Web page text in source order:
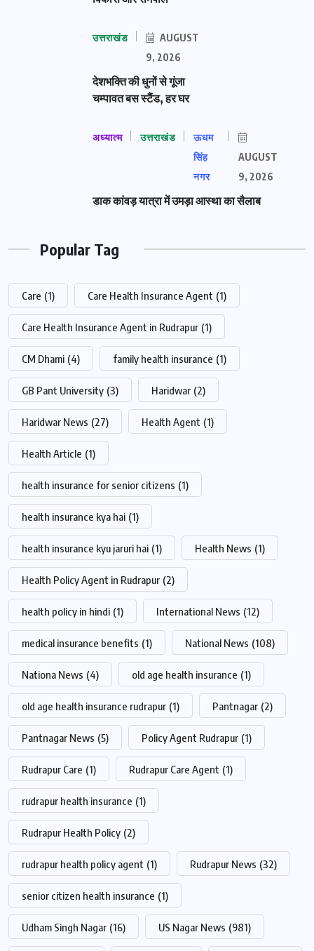
उत्तराखंड
AUGUST
9, 2026
देशभक्ति की धुनों से गूंजा
चम्पावत बस स्टैंड, हर घर
अध्यात्म उत्तराखंड
ऊधम
सिंह
नगर
AUGUST
9, 2026
डाक कांवड़ यात्रा में उमड़ा आस्था का सैलाब
Popular Tag
Care (1) Care Health Insurance Agent (1)
Care Health Insurance Agent in Rudrapur (1)
CM Dhami (4) family health insurance (1)
GB Pant University (3) Haridwar (2)
Haridwar News (27) Health Agent (1)
Health Article (1)
health insurance for senior citizens (1)
health insurance kya hai (1)
health insurance kyu jaruri hai (1) Health News (1)
Health Policy Agent in Rudrapur (2)
health policy in hindi (1) International News (12)
medical insurance benefits (1) National News (108)
Nationa News (4) old age health insurance (1)
old age health insurance rudrapur (1) Pantnagar (2)
Pantnagar News (5) Policy Agent Rudrapur (1)
Rudrapur Care (1) Rudrapur Care Agent (1)
rudrapur health insurance (1)
Rudrapur Health Policy (2)
rudrapur health policy agent (1) Rudrapur News (32)
senior citizen health insurance (1)
Udham Singh Nagar (16) US Nagar News (981)